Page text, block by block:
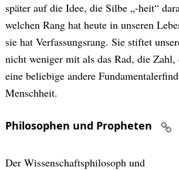
später auf die Idee, die Silbe „-heit“
welchen Rang hat heute in unseren
sie hat Verfassungsrang. Sie stiftet
nicht weniger mit als das Rad, die Zahl,
eine beliebige andere
Menschheit.
Philosophen und Propheten
Der Wissenschaftsphilosoph und